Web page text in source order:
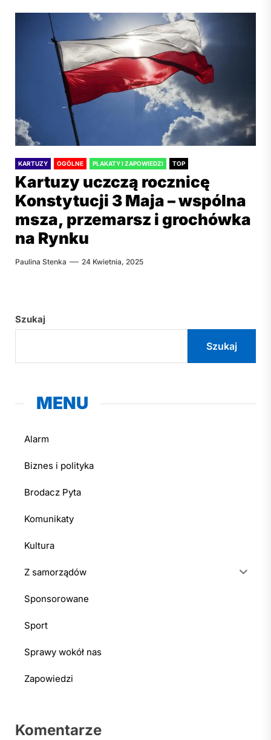
KARTUZY OGÓLNE PLAKATY I ZAPOWIEDZI TOP
Kartuzy uczczą rocznicę
Konstytucji 3 Maja – wspólna
msza, przemarsz i grochówka
na Rynku
Paulina Stenka 24 Kwietnia, 2025
Szukaj
Szukaj
MENU
Alarm
Biznes i polityka
Brodacz Pyta
Komunikaty
Kultura
Z samorządów
Sponsorowane
Sport
Sprawy wokół nas
Zapowiedzi
Komentarze